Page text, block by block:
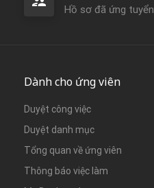
Hồ sơ đã ứng tuyển
Dành cho ứng viên
Duyệt công việc
Duyệt danh mục
Tổng quan về ứng viên
Thông báo việc làm